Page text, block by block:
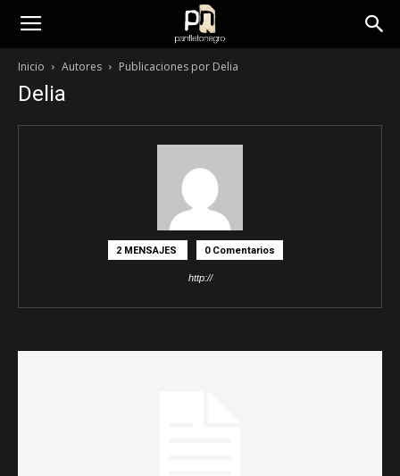
panfletonegro
Inicio Autores Publicaciones por Delia
Delia
2 MENSAJES 0 Comentarios
http://